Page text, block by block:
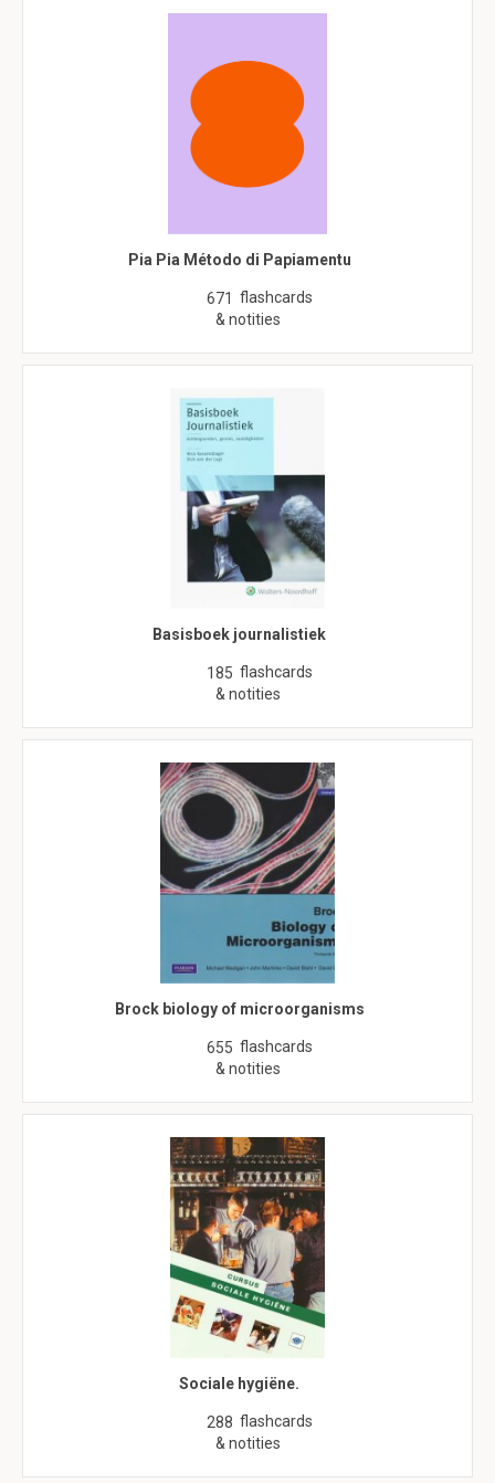
Pia Pia Método di Papiamentu
671 flashcards
& notities
Basisboek journalistiek
185 flashcards
& notities
Brock biology of microorganisms
655 flashcards
& notities
Sociale hygiëne.
288 flashcards
& notities